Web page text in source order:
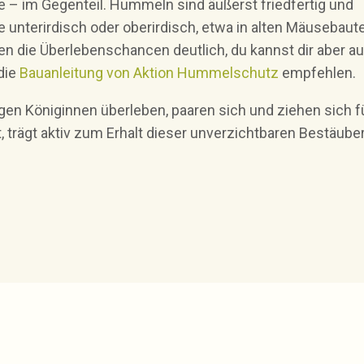
– im Gegenteil. Hummeln sind äußerst friedfertig und
oder oberirdisch, etwa in alten
die Überlebenschancen deutlich, du kannst dir aber
Bauanleitung von Aktion Hummelschutz empfehlen.
Königinnen überleben, paaren sich und ziehen sich
aktiv zum Erhalt dieser unverzichtbaren